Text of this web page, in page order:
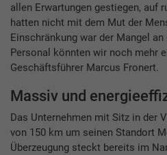
allen Erwartungen gestiegen, auf
hatten nicht mit dem Mut der
Einschränkung war der Mangel
Personal könnten wir noch mehr
Geschäftsführer Marcus Fronert.
Massiv und
Das Unternehmen mit Sitz in der
von 150 km um seinen Standort
Überzeugung steckt bereits im